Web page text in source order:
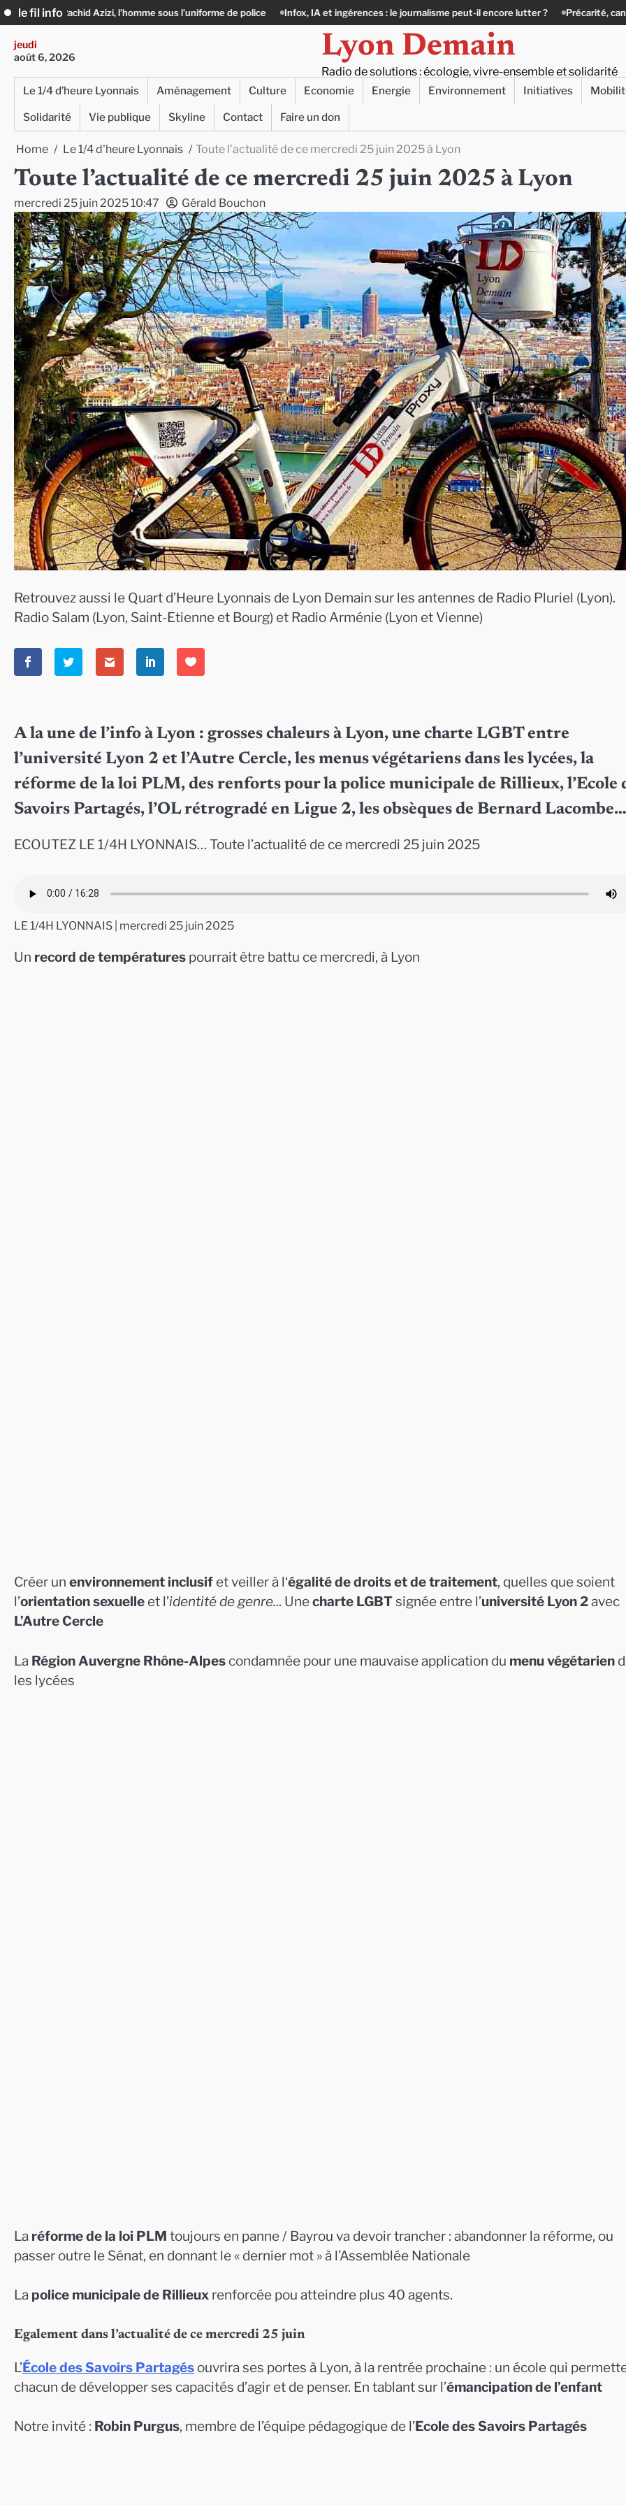
Skip
to
content
le fil info
Azizi, l’homme sous l’uniforme de police Infox, IA et ingérences : le journalisme peut-il encore lutter ? Précarité, canicule, solitude :
jeudi
août 6, 2026
Lyon Demain
Radio de solutions : écologie, vivre-ensemble et solidarité
Le 1/4 d’heure Lyonnais Aménagement Culture Economie Energie Environnement Initiatives
Solidarité
Vie publique Skyline Contact Faire un don
Home Le 1/4 d'heure Lyonnais Toute l’actualité de ce mercredi 25 juin 2025 à Lyon
Toute l’actualité de ce mercredi 25 juin 2025 à Lyon
mercredi 25 juin 2025 10:47 Gérald Bouchon
Retrouvez aussi le Quart d’Heure Lyonnais de Lyon Demain sur les antennes de Radio Pluriel (Lyon).
Radio Salam (Lyon, Saint-Etienne et Bourg) et Radio Arménie (Lyon et Vienne)
A la une de l’info à Lyon : grosses chaleurs à Lyon, une charte LGBT entre
l’université Lyon 2 et l’Autre Cercle, les menus végétariens dans les lycées, la
réforme de la loi PLM, des renforts pour la police municipale de Rillieux, l’Ecole
Savoirs Partagés, l’OL rétrogradé en Ligue 2, les obsèques de Bernard Lacombe…
ECOUTEZ LE 1/4H LYONNAIS… Toute l’actualité de ce mercredi 25 juin 2025
LE 1/4H LYONNAIS | mercredi 25 juin 2025
Un record de températures pourrait être battu ce mercredi, à Lyon
Créer un environnement inclusif et veiller à l‘égalité de droits et de traitement, quelles que soient
l’orientation sexuelle et l’identité de genre... Unecharte LGBTsignée entre l’université Lyon 2avec
L’Autre Cercle
La Région Auvergne Rhône-Alpes condamnée pour une mauvaise application du menu végétarien
les lycées
La réforme de la loi PLM toujours en panne / Bayrou va devoir trancher : abandonner la réforme, ou
passer outre le Sénat, en donnant le « dernier mot » à l’Assemblée Nationale
La police municipale de Rillieux renforcée pou atteindre plus 40 agents.
Egalement dans l’actualité de ce mercredi 25 juin
L’École des Savoirs Partagés ouvrira ses portes à Lyon, à la rentrée prochaine : un école qui
chacun de développer ses capacités d’agir et de penser. En tablant sur l’émancipation de l’enfant
Notre invité : Robin Purgus, membre de l’équipe pédagogique de l’Ecole des Savoirs Partagés